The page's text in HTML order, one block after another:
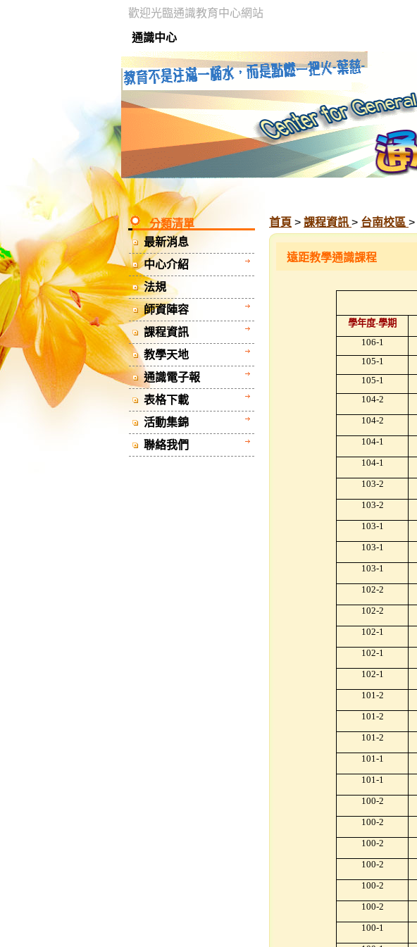
通識中心
歡迎光臨通識教育中心網站
分類清單
最新消息
中心介紹
法規
師資陣容
課程資訊
教學天地
通識電子報
表格下載
活動集錦
聯絡我們
首頁 > 課程資訊 > 台南校區 >
遠距教學通識課程
學年度-學期
106-1
105-1
105-1
104-2
104-2
104-1
104-1
103-2
103-2
103-1
103-1
103-1
102-2
102-2
102-1
102-1
102-1
101-2
101-2
101-2
101-1
101-1
100-2
100-2
100-2
100-2
100-2
100-2
100-1